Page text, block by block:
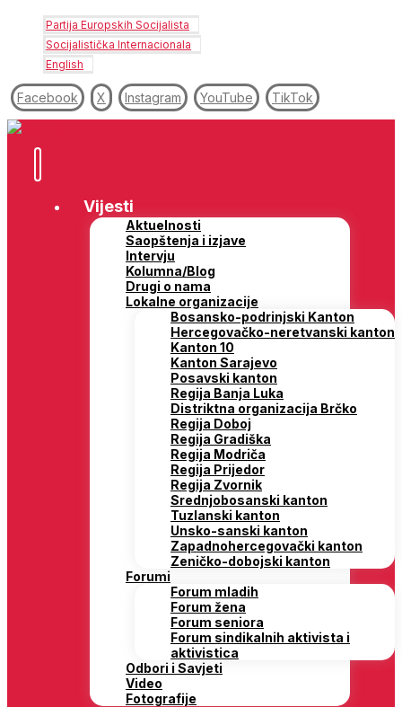
Partija Europskih Socijalista
Socijalistička Internacionala
English
Facebook X Instagram YouTube TikTok
Vijesti
Aktuelnosti
Saopštenja i izjave
Intervju
Kolumna/Blog
Drugi o nama
Lokalne organizacije
Bosansko-podrinjski Kanton
Hercegovačko-neretvanski kanton
Kanton 10
Kanton Sarajevo
Posavski kanton
Regija Banja Luka
Distriktna organizacija Brčko
Regija Doboj
Regija Gradiška
Regija Modriča
Regija Prijedor
Regija Zvornik
Srednjobosanski kanton
Tuzlanski kanton
Unsko-sanski kanton
Zapadnohercegovački kanton
Zeničko-dobojski kanton
Forumi
Forum mladih
Forum žena
Forum seniora
Forum sindikalnih aktivista i
aktivistica
Odbori i Savjeti
Video
Fotografije